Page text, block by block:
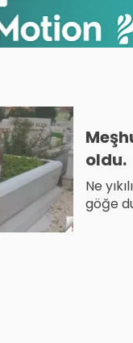
oldu.
Ne
göğe